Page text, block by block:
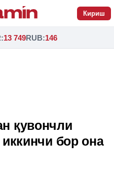
Кириш
:13 749RUB:146
қувончли
бор она